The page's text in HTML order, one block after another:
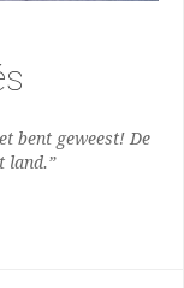
bent geweest! De
land.”